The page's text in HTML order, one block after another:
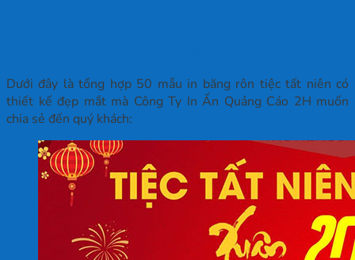
Dưới đây là tổng hợp 50 mẫu in băng rôn tiệc tất niên có
thiết kế đẹp mắt mà Công Ty In Ấn Quảng Cáo 2H muốn
chia sẻ đến quý khách: